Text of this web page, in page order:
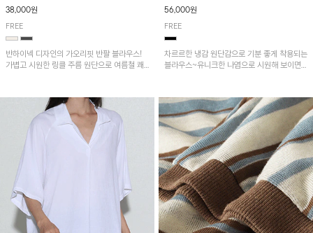
38,000원
FREE
반하이넥 디자인의 가오리핏 반팔 블라우스!
가볍고 시원한 링클 주름 원단으로 여름철 쾌
56,000원
FREE
차르르한 냉감 원단감으로 기분 좋게 착용되는
블라우스~유니크한 나염으로 시원해 보이면